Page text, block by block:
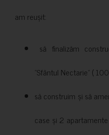
am reușit:
să finalizăm
”Sfântul Nectarie” (
să construim și să
case și 2